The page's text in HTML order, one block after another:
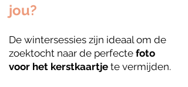
jou?
De wintersessies zijn ideaal om de
zoektocht naar de perfecte foto
voor het kerstkaartje te vermijden.